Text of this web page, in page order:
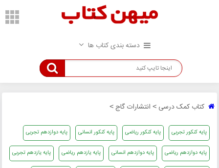
دسته بندی کتاب ها
کتاب کمک درسی > انتشارات گاج >
پایه کنکور تجربی پایه کنکور ریاضی پایه کنکور انسانی پایه دوازدهم تجربی
پایه دوازدهم ریاضی پایه دوازدهم انسانی پایه یازدهم ریاضی پایه یازدهم تجربی